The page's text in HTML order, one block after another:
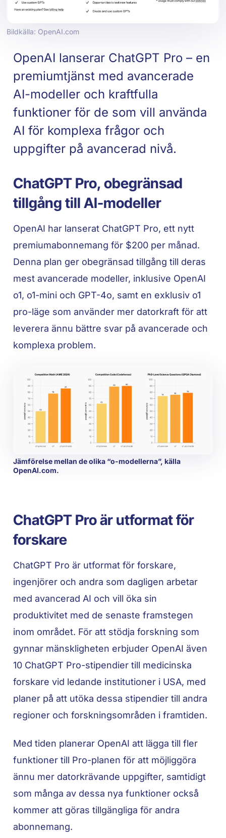
Bildkälla: OpenAI.com
OpenAI lanserar ChatGPT Pro – en
premiumtjänst med avancerade
AI-modeller och kraftfulla
funktioner för de som vill använda
AI för komplexa frågor och
uppgifter på avancerad nivå.
ChatGPT Pro, obegränsad
tillgång till AI-modeller
OpenAI har lanserat ChatGPT Pro, ett nytt
premiumabonnemang för $200 per månad.
Denna plan ger obegränsad tillgång till deras
mest avancerade modeller, inklusive OpenAI
o1, o1-mini och GPT-4o, samt en exklusiv o1
pro-läge som använder mer datorkraft för att
leverera ännu bättre svar på avancerade och
komplexa problem.
Jämförelse mellan de olika “o-modellerna”, källa
OpenAI.com.
ChatGPT Pro är utformat för
forskare
ChatGPT Pro är utformat för forskare,
ingenjörer och andra som dagligen arbetar
med avancerad AI och vill öka sin
produktivitet med de senaste framstegen
inom området. För att stödja forskning som
gynnar mänskligheten erbjuder OpenAI även
10 ChatGPT Pro-stipendier till medicinska
forskare vid ledande institutioner i USA, med
planer på att utöka dessa stipendier till andra
regioner och forskningsområden i framtiden.
Med tiden planerar OpenAI att lägga till fler
funktioner till Pro-planen för att möjliggöra
ännu mer datorkrävande uppgifter, samtidigt
som många av dessa nya funktioner också
kommer att göras tillgängliga för andra
abonnemang.